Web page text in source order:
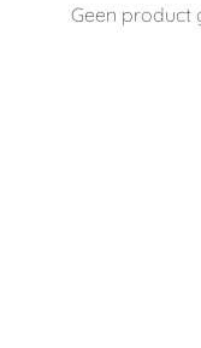
Geen product